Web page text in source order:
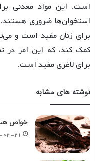
است. این مواد معدنی
استخوان‌ها ضروری
برای زنان مفید است و
کمک کند، که این امر در
برای لاغری مفید است.
نوشته های مشابه
خواص
۱۴۰۴-